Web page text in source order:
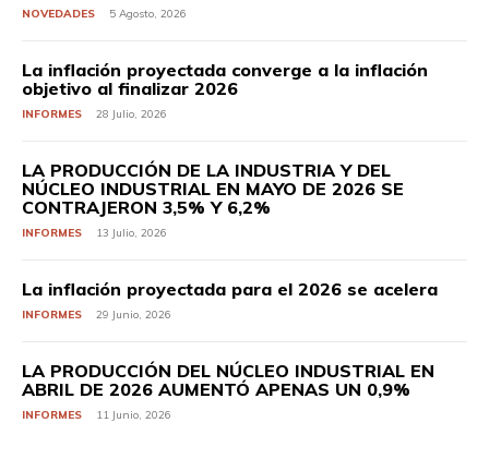
NOVEDADES 5 Agosto, 2026
La inflación proyectada converge a la inflación
objetivo al finalizar 2026
INFORMES 28 Julio, 2026
LA PRODUCCIÓN DE LA INDUSTRIA Y DEL
NÚCLEO INDUSTRIAL EN MAYO DE 2026 SE
CONTRAJERON 3,5% Y 6,2%
INFORMES 13 Julio, 2026
La inflación proyectada para el 2026 se acelera
INFORMES 29 Junio, 2026
LA PRODUCCIÓN DEL NÚCLEO INDUSTRIAL EN
ABRIL DE 2026 AUMENTÓ APENAS UN 0,9%
INFORMES 11 Junio, 2026